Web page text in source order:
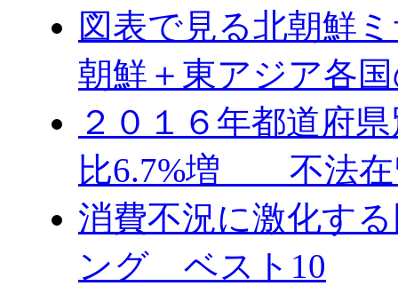
図表で見る北朝鮮
朝鮮＋東アジア各
２０１６年都道府
比6.7%増 不法在
消費不況に激化す
ング ベスト10